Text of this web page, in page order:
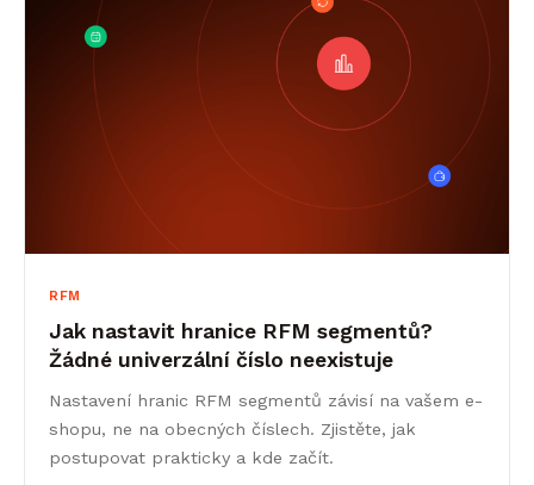
RFM
Jak nastavit hranice RFM segmentů?
Žádné univerzální číslo neexistuje
Nastavení hranic RFM segmentů závisí na vašem e-
shopu, ne na obecných číslech. Zjistěte, jak
postupovat prakticky a kde začít.